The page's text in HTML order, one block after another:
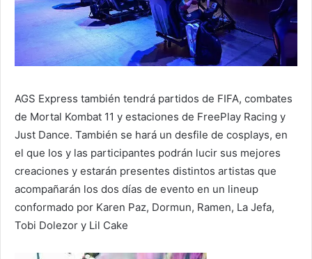
AGS Express también tendrá partidos de FIFA, combates
de Mortal Kombat 11 y estaciones de FreePlay Racing y
Just Dance. También se hará un desfile de cosplays, en
el que los y las participantes podrán lucir sus mejores
creaciones y estarán presentes distintos artistas que
acompañarán los dos días de evento en un lineup
conformado por Karen Paz, Dormun, Ramen, La Jefa,
Tobi Dolezor y Lil Cake